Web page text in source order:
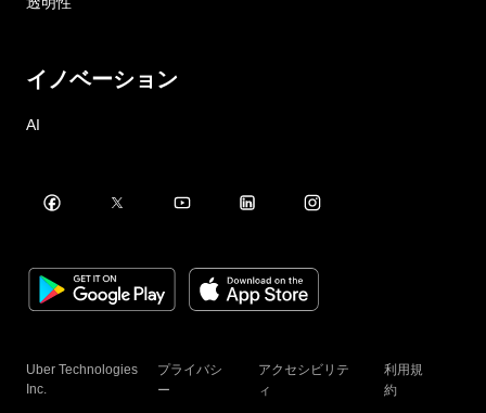
イノベーション
AI
Uber Technologies
Inc.
プライバシ
ー
アクセシビリテ
ィ
利用規
約